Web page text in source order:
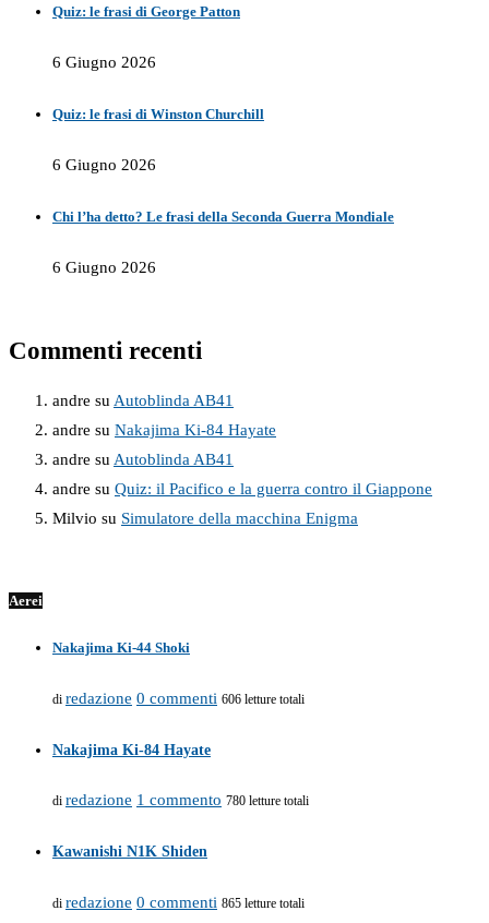
Quiz: le frasi di George Patton
6 Giugno 2026
Quiz: le frasi di Winston Churchill
6 Giugno 2026
Chi l’ha detto? Le frasi della Seconda Guerra Mondiale
6 Giugno 2026
Commenti recenti
andre su Autoblinda AB41
andre su Nakajima Ki-84 Hayate
andre su Autoblinda AB41
andre su Quiz: il Pacifico e la guerra contro il Giappone
Milvio su Simulatore della macchina Enigma
Aerei
Nakajima Ki-44 Shoki
di redazione 0 commenti 606 letture totali
Nakajima Ki-84 Hayate
di redazione 1 commento 780 letture totali
Kawanishi N1K Shiden
di redazione 0 commenti 865 letture totali